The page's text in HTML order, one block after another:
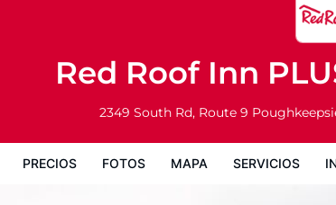
Red Roof Inn
2349 South Rd, Route 9
PRECIOS FOTOS MAPA SERVICIOS